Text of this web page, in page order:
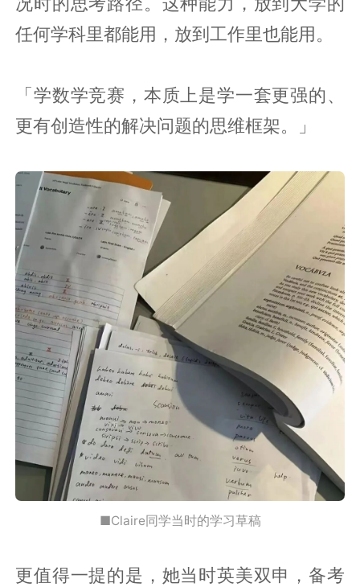
任何学科里都能用，放到工作里也能用。
「学数学竞赛，本质上是学一套更强的、
更有创造性的解决问题的思维框架。」
■Claire同学当时的学习草稿
更值得一提的是，她当时英美双申，备考